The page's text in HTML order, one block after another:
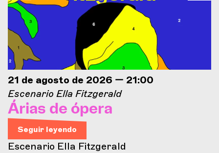
21 de agosto de 2026 — 21:00
Escenario Ella Fitzgerald
Árias de ópera
Seguir leyendo
Escenario Ella Fitzgerald